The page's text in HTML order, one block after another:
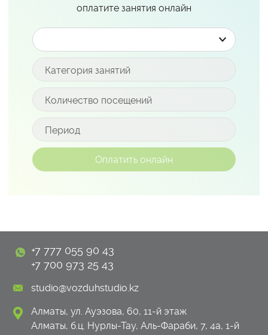
оплатите занятия онлайн
+7 777 055 90 43
+7 700 973 25 43
studio@vozduhstudio.kz
Алматы, ул. Ауэзова, 60, 11-й этаж
Алматы, б.ц. Нурлы-Тау, Аль-Фараби, 7, 4а, 1-й